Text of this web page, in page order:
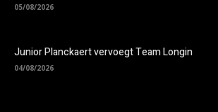
05/08/2026
Junior Planckaert vervoegt Team Longin
04/08/2026